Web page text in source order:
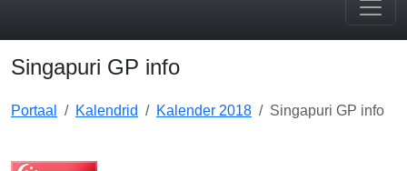
Singapuri GP info
Portaal Kalendrid Kalender 2018 Singapuri GP info